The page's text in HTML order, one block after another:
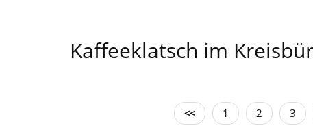
Kaffeeklatsch im
<< 1 2 3